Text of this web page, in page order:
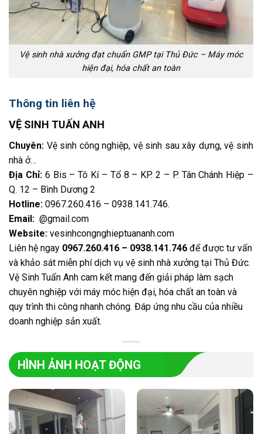
Vệ sinh nhà xưởng đạt chuẩn GMP tại Thủ Đức – Máy móc
hiện đại, hóa chất an toàn
Thông tin liên hệ
VỆ SINH TUẤN ANH
Chuyên: Vệ sinh công nghiệp, vệ sinh sau xây dựng, vệ sinh
nhà ở…
Địa Chỉ:6 Bis – Tô Kí – Tổ 8 – KP. 2 – P. Tân Chánh Hiệp –
Q. 12 – Bình Dương 2
Hotline: 0967.260.416 – 0938.141.746.
Email: @gmail.com
Website: vesinhcongnghieptuananh.com
Liên hệ ngay 0967.260.416 – 0938.141.746 để được tư vấn
và khảo sát miễn phí dịch vụ vệ sinh nhà xưởng tại Thủ Đức.
Vệ Sinh Tuấn Anh cam kết mang đến giải pháp làm sạch
chuyên nghiệp với máy móc hiện đại, hóa chất an toàn và
quy trình thi công nhanh chóng. Đáp ứng nhu cầu của nhiều
doanh nghiệp sản xuất.
HÌNH ẢNH HOẠT ĐỘNG